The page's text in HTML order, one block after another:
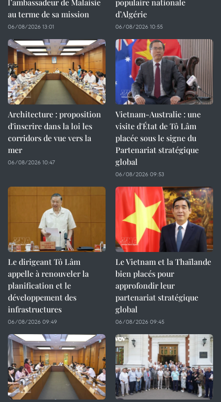
l’ambassadeur de Malaisie
au terme de sa mission
06/08/2026 13:01
populaire nationale
d’Algérie
06/08/2026 10:55
Architecture : proposition
d'inscrire dans la loi les
corridors de vue vers la
mer
06/08/2026 10:47
Vietnam-Australie : une
visite d'État de Tô Lâm
placée sous le signe du
Partenariat stratégique
global
06/08/2026 09:53
Le dirigeant Tô Lâm
appelle à renouveler la
planification et le
développement des
infrastructures
06/08/2026 09:49
Le Vietnam et la Thaïlande
bien placés pour
approfondir leur
partenariat stratégique
global
06/08/2026 09:45